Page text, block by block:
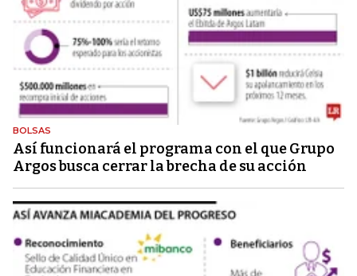
BOLSAS
Así funcionará el programa con el que Grupo
Argos busca cerrar la brecha de su acción